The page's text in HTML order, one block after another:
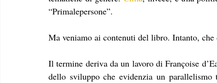
“Primalepersone”.
Ma veniamo ai contenuti del libro. Intanto, che
Il termine deriva da un lavoro di Françoise
dello sviluppo che evidenzia un